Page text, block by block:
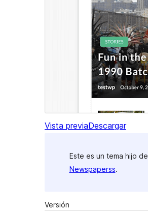
Vista previaDescargar
Este es un tema hijo de
Newspaperss.
Versión